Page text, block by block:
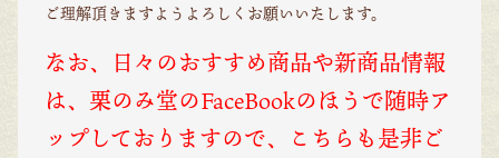
ご理解頂きますようよろしくお願いいたします。
なお、日々のおすすめ商品や新商品情報
は、栗のみ堂のFaceBookのほうで随時ア
ップしておりますので、こちらも是非ご